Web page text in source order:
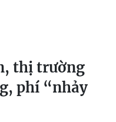
thị trường
phí “nhảy